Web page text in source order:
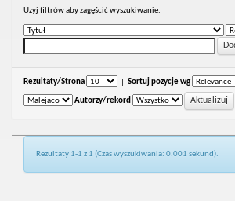
Uzyj filtrów aby zagęścić wyszukiwanie.
Rezultaty/Strona Sortuj pozycje wg
Autorzy/rekord
Rezultaty 1-1 z 1 (Czas wyszukiwania: 0.001 sekund).